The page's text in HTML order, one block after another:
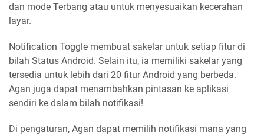
dan mode Terbang atau untuk menyesuaikan kecerahan
layar.
Notification Toggle membuat sakelar untuk setiap fitur di
bilah Status Android. Selain itu, ia memiliki sakelar yang
tersedia untuk lebih dari 20 fitur Android yang berbeda.
Agan juga dapat menambahkan pintasan ke aplikasi
sendiri ke dalam bilah notifikasi!
Di pengaturan, Agan dapat memilih notifikasi mana yang